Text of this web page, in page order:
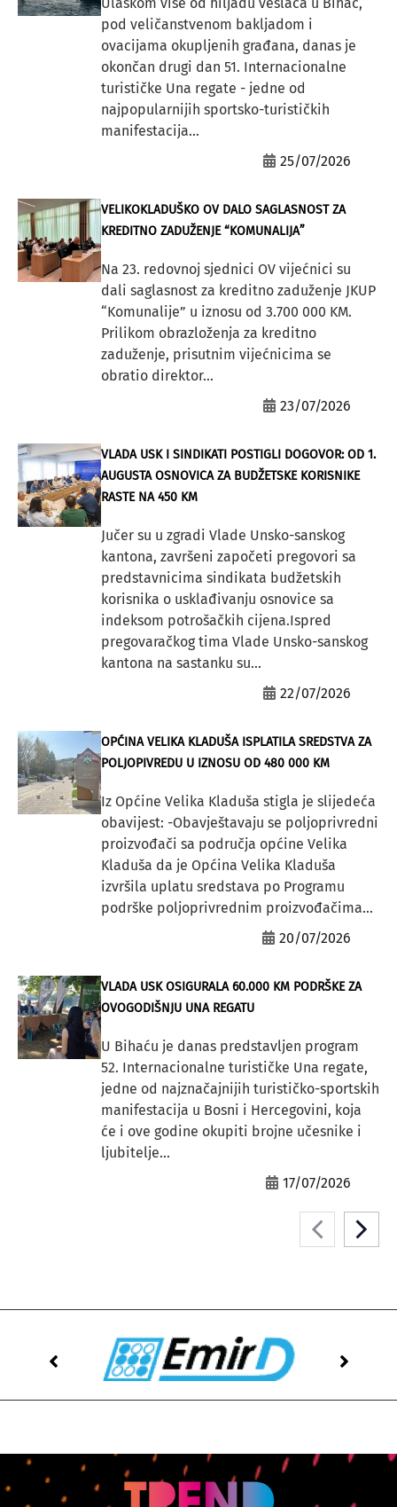
pod veličanstvenom bakljadom i
ovacijama okupljenih građana, danas je
okončan drugi dan 51. Internacionalne
turističke Una regate - jedne od
najpopularnijih sportsko-turističkih
manifestacija...
25/07/2026
VELIKOKLADUŠKO OV DALO SAGLASNOST ZA
KREDITNO ZADUŽENJE “KOMUNALIJA”
Na 23. redovnoj sjednici OV vijećnici su
dali saglasnost za kreditno zaduženje JKUP
“Komunalije” u iznosu od 3.700 000 KM.
Prilikom obrazloženja za kreditno
zaduženje, prisutnim vijećnicima se
obratio direktor...
23/07/2026
VLADA USK I SINDIKATI POSTIGLI DOGOVOR: OD 1.
AUGUSTA OSNOVICA ZA BUDŽETSKE KORISNIKE
RASTE NA 450 KM
Jučer su u zgradi Vlade Unsko-sanskog
kantona, završeni započeti pregovori sa
predstavnicima sindikata budžetskih
korisnika o usklađivanju osnovice sa
indeksom potrošačkih cijena.Ispred
pregovaračkog tima Vlade Unsko-sanskog
kantona na sastanku su...
22/07/2026
OPĆINA VELIKA KLADUŠA ISPLATILA SREDSTVA ZA
POLJOPIVREDU U IZNOSU OD 480 000 KM
Iz Općine Velika Kladuša stigla je slijedeća
obavijest: -Obavještavaju se poljoprivredni
proizvođači sa područja općine Velika
Kladuša da je Općina Velika Kladuša
izvršila uplatu sredstava po Programu
podrške poljoprivrednim proizvođačima...
20/07/2026
VLADA USK OSIGURALA 60.000 KM PODRŠKE ZA
OVOGODIŠNJU UNA REGATU
U Bihaću je danas predstavljen program
52. Internacionalne turističke Una regate,
jedne od najznačajnijih turističko-sportskih
manifestacija u Bosni i Hercegovini, koja
će i ove godine okupiti brojne učesnike i
ljubitelje...
17/07/2026